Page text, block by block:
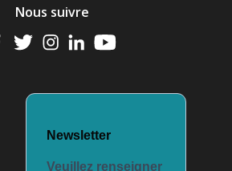
Nous suivre
Newsletter
Veuillez renseigner